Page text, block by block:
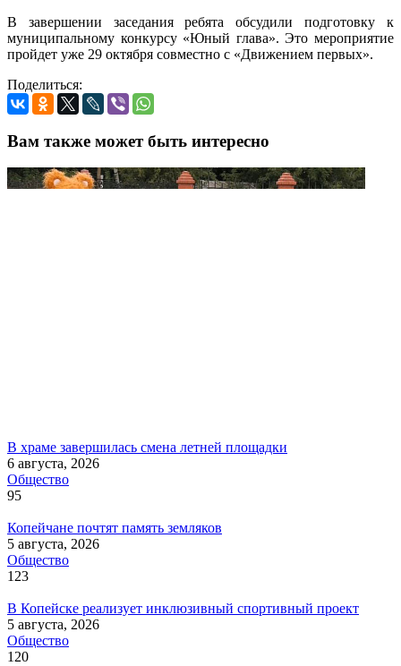
В завершении заседания ребята обсудили подготовку к
муниципальному конкурсу «Юный глава». Это мероприятие
пройдет уже 29 октября совместно с «Движением первых».
Поделиться:
Вам также может быть интересно
В храме завершилась смена летней площадки
6 августа, 2026
Общество
95
Копейчане почтят память земляков
5 августа, 2026
Общество
123
В Копейске реализует инклюзивный спортивный проект
5 августа, 2026
Общество
120